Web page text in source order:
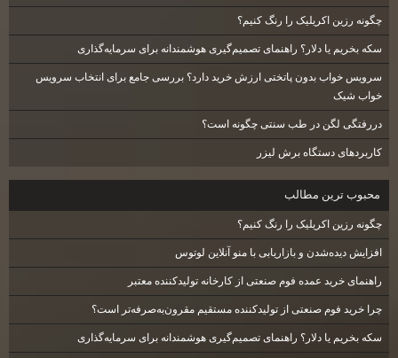
چگونه رزین اکریلیک را رنگ کنیم؟
سکه بخریم یا دلار؟ راهنمای تصمیم‌گیری هوشمندانه برای سرمایه‌گذاری
سرویس خواب بدون پاتختی ارزش خرید دارد؟ بررسی جامع برای انتخاب سرویس
خواب شیک
دررفتگی لگن در طب سنتی چگونه است؟
کاربردهای دستگاه برش لیزر
محبوب ترين مطالب
چگونه رزین اکریلیک را رنگ کنیم؟
افزایش دیده‌شدن و بازاریابی با منو آنلاین لوتوس
راهنمای خرید عمده فوم صنعتی از کارخانه تولیدکننده معتبر
چرا خرید فوم صنعتی از تولیدکننده مستقیم مقرون‌به‌صرفه‌تر است؟
سکه بخریم یا دلار؟ راهنمای تصمیم‌گیری هوشمندانه برای سرمایه‌گذاری